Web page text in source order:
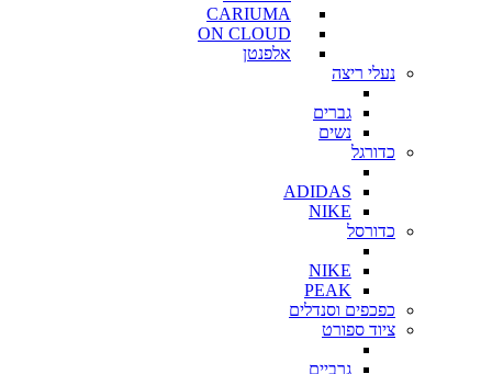
CARIUMA
ON CLOUD
אלפנטן
נעלי ריצה
גברים
נשים
כדורגל
ADIDAS
NIKE
כדורסל
NIKE
PEAK
כפכפים וסנדלים
ציוד ספורט
גרביים